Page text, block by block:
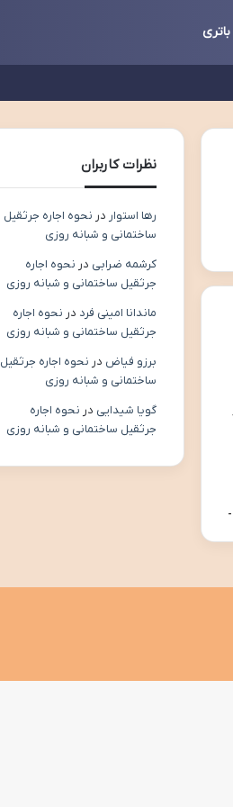
باتری
نظرات کاربران
رها استوار در نحوه اجاره جرثقیل
ساختمانی و شبانه روزی
کرشمه ضرابی در نحوه اجاره
جرثقیل ساختمانی و شبانه روزی
ماندانا امینی فرد در نحوه اجاره
جرثقیل ساختمانی و شبانه روزی
برزو فیاض در نحوه اجاره جرثقیل
ساختمانی و شبانه روزی
گویا شیدایی در نحوه اجاره
جرثقیل ساختمانی و شبانه روزی